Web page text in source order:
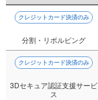
クレジットカード決済のみ
分割・リボルビング
クレジットカード決済のみ
3Dセキュア認証支援サービ
ス